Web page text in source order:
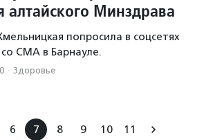
алтайского Минздрава
попросила в соцсетях
СМА в Барнауле.
· Здоровье
6 7 8 9 10 11